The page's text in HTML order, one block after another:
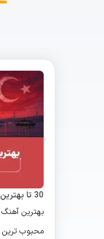
30 تا
ها)+ دانلود
بهترین
محبوب